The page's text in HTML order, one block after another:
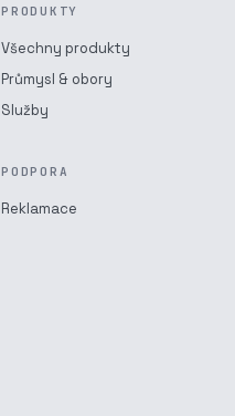
PRODUKTY
Všechny produkty
Průmysl & obory
Služby
PODPORA
Reklamace